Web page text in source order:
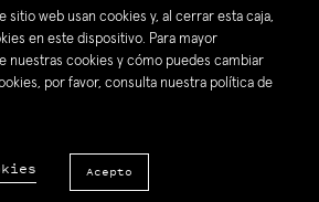
Scholars. Todos los Derechos Reservados
sitio web usan cookies y, al cerrar esta caja,
en este dispositivo. Para mayor
nuestras cookies y cómo puedes cambiar
por favor, consulta nuestra política de
Acepto